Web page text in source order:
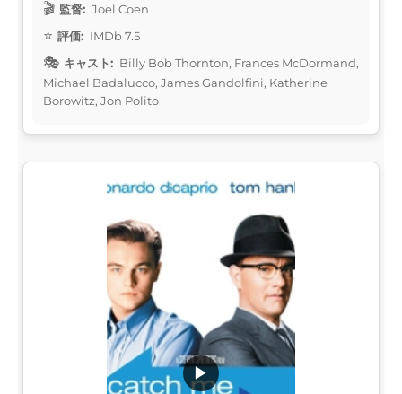
監督: Joel Coen
評価: IMDb 7.5
キャスト: Billy Bob Thornton, Frances McDormand,
Michael Badalucco, James Gandolfini, Katherine
Borowitz, Jon Polito
▶